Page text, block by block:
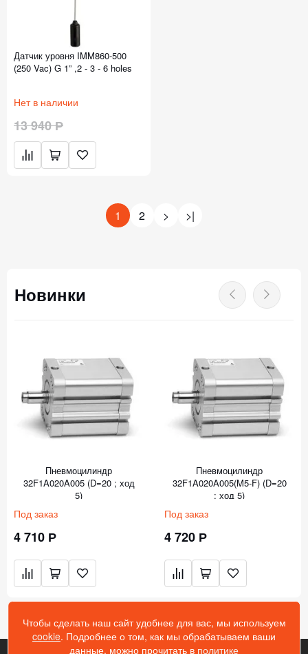
Датчик уровня IMM860-500
(250 Vac) G 1” ,2 - 3 - 6 holes
Нет в наличии
13 940 Р
1 2 > >|
Новинки
Пневмоцилиндр
32F1A020A005 (D=20 ; ход
5)
Под заказ
4 710 Р
Пневмоцилиндр
32F1A020A005(M5-F) (D=20
; ход 5)
Под заказ
4 720 Р
Чтобы сделать наш сайт удобнее для вас, мы используем
cookie. Подробнее о том, как мы обрабатываем ваши
данные, можно прочитать в политике